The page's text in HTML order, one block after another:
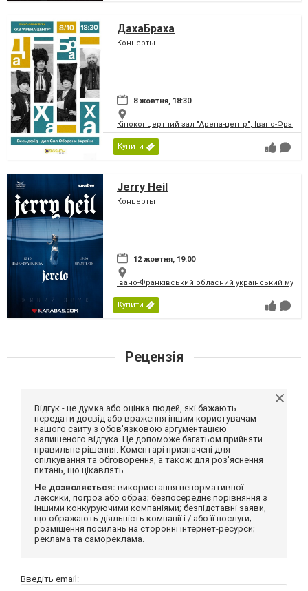
ДахаБраха
Концерты
8 жовтня, 18:30
Кіноконцертний зал "Арена-центр", Івано-
Купити
Jerry Heil
Концерты
12 жовтня, 19:00
Івано-Франківський обласний український
Купити
Рецензія
Відгук - це думка або оцінка людей, які бажають
передати досвід або враження іншим користувачам
нашого сайту з обов'язковою аргументацією
залишеного відгука. Це допоможе багатьом прийняти
правильне рішення. Коментарі призначені для
спілкування та обговорення, а також для роз'яснення
питань, що цікавлять.
Не дозволяється: використання ненормативної
лексики, погроз або образ; безпосереднє порівняння з
іншими конкуруючими компаніями; безпідставні заяви,
що ображають діяльність компанії і / або її послуги;
розміщення посилань на сторонні інтернет-ресурси;
реклама та самореклама.
Введіть email: